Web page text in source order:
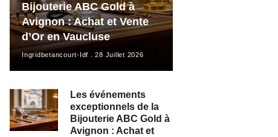
Bijouterie ABC Gold à
Avignon : Achat et Vente
d’Or en Vaucluse
Ingridbetancourt-Idf 28 Juillet 2026
Les événements
exceptionnels de la
Bijouterie ABC Gold à
Avignon : Achat et